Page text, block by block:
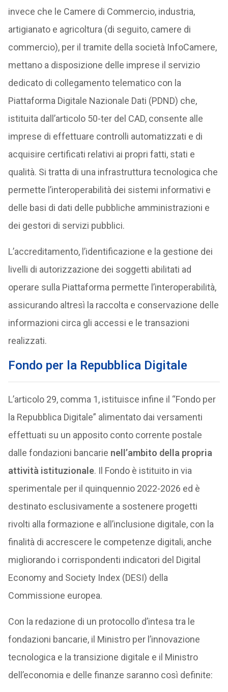
invece che le Camere di Commercio, industria,
artigianato e agricoltura (di seguito, camere di
commercio), per il tramite della società InfoCamere,
mettano a disposizione delle imprese il servizio
dedicato di collegamento telematico con la
Piattaforma Digitale Nazionale Dati (PDND) che,
istituita dall’articolo 50-ter del CAD, consente alle
imprese di effettuare controlli automatizzati e di
acquisire certificati relativi ai propri fatti, stati e
qualità. Si tratta di una infrastruttura tecnologica che
permette l’interoperabilità dei sistemi informativi e
delle basi di dati delle pubbliche amministrazioni e
dei gestori di servizi pubblici.
L’accreditamento, l’identificazione e la gestione dei
livelli di autorizzazione dei soggetti abilitati ad
operare sulla Piattaforma permette l’interoperabilità,
assicurando altresì la raccolta e conservazione delle
informazioni circa gli accessi e le transazioni
realizzati.
Fondo per la Repubblica Digitale
L’articolo 29, comma 1, istituisce infine il “Fondo per
la Repubblica Digitale” alimentato dai versamenti
effettuati su un apposito conto corrente postale
dalle fondazioni bancarie nell’ambito della propria
attività istituzionale. Il Fondo è istituito in via
sperimentale per il quinquennio 2022-2026 ed è
destinato esclusivamente a sostenere progetti
rivolti alla formazione e all’inclusione digitale, con la
finalità di accrescere le competenze digitali, anche
migliorando i corrispondenti indicatori del Digital
Economy and Society Index (DESI) della
Commissione europea.
Con la redazione di un protocollo d’intesa tra le
fondazioni bancarie, il Ministro per l’innovazione
tecnologica e la transizione digitale e il Ministro
dell’economia e delle finanze saranno così definite: